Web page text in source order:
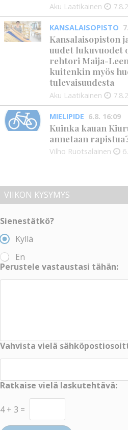
Aku Laatikainen
KANSALAISOPISTO
Kansalaisopiston
uudet lukuvuodet
rehtori Maija-
kuitenkin myös
tulevaisuudesta
Aku Laatikainen
MIELIPIDE 6.8. 16:09
Kuinka kauan
annetaan
Vilho Ruotsalainen
VIIKON KYSYMYS
Sienestätkö?
Kyllä
En
Perustele vastaustasi tähän:
Vahvista vielä
Ratkaise vielä laskutehtävä:
4 + 3 =